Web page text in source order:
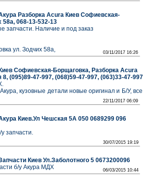
Разборка Acura Киев Софиевская-
58а, 068-13-532-13
запчасти. Наличие и под заказ
ул. Зодчих 58а,
03/11/2017 16:26
Софиевская-Борщаговка, Разборка Acura
(095)89-47-997, (068)59-47-997, (063)33-47-997
кузовные детали новые оригинал и Б/У, все
22/11/2017 06:09
Киев.Ул Чешская 5А 050 0689299 096
запчасти.
30/07/2015 19:19
Киев Ул.Заболотного 5 0673200096
б/у Акура МДХ
06/03/2015 10:44